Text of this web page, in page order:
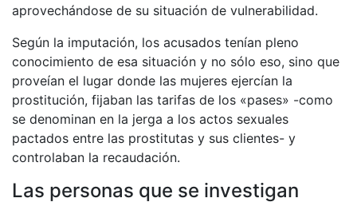
aprovechándose de su situación de vulnerabilidad.
Según la imputación, los acusados tenían pleno
conocimiento de esa situación y no sólo eso, sino que
proveían el lugar donde las mujeres ejercían la
prostitución, fijaban las tarifas de los «pases» -como
se denominan en la jerga a los actos sexuales
pactados entre las prostitutas y sus clientes- y
controlaban la recaudación.
Las personas que se investigan